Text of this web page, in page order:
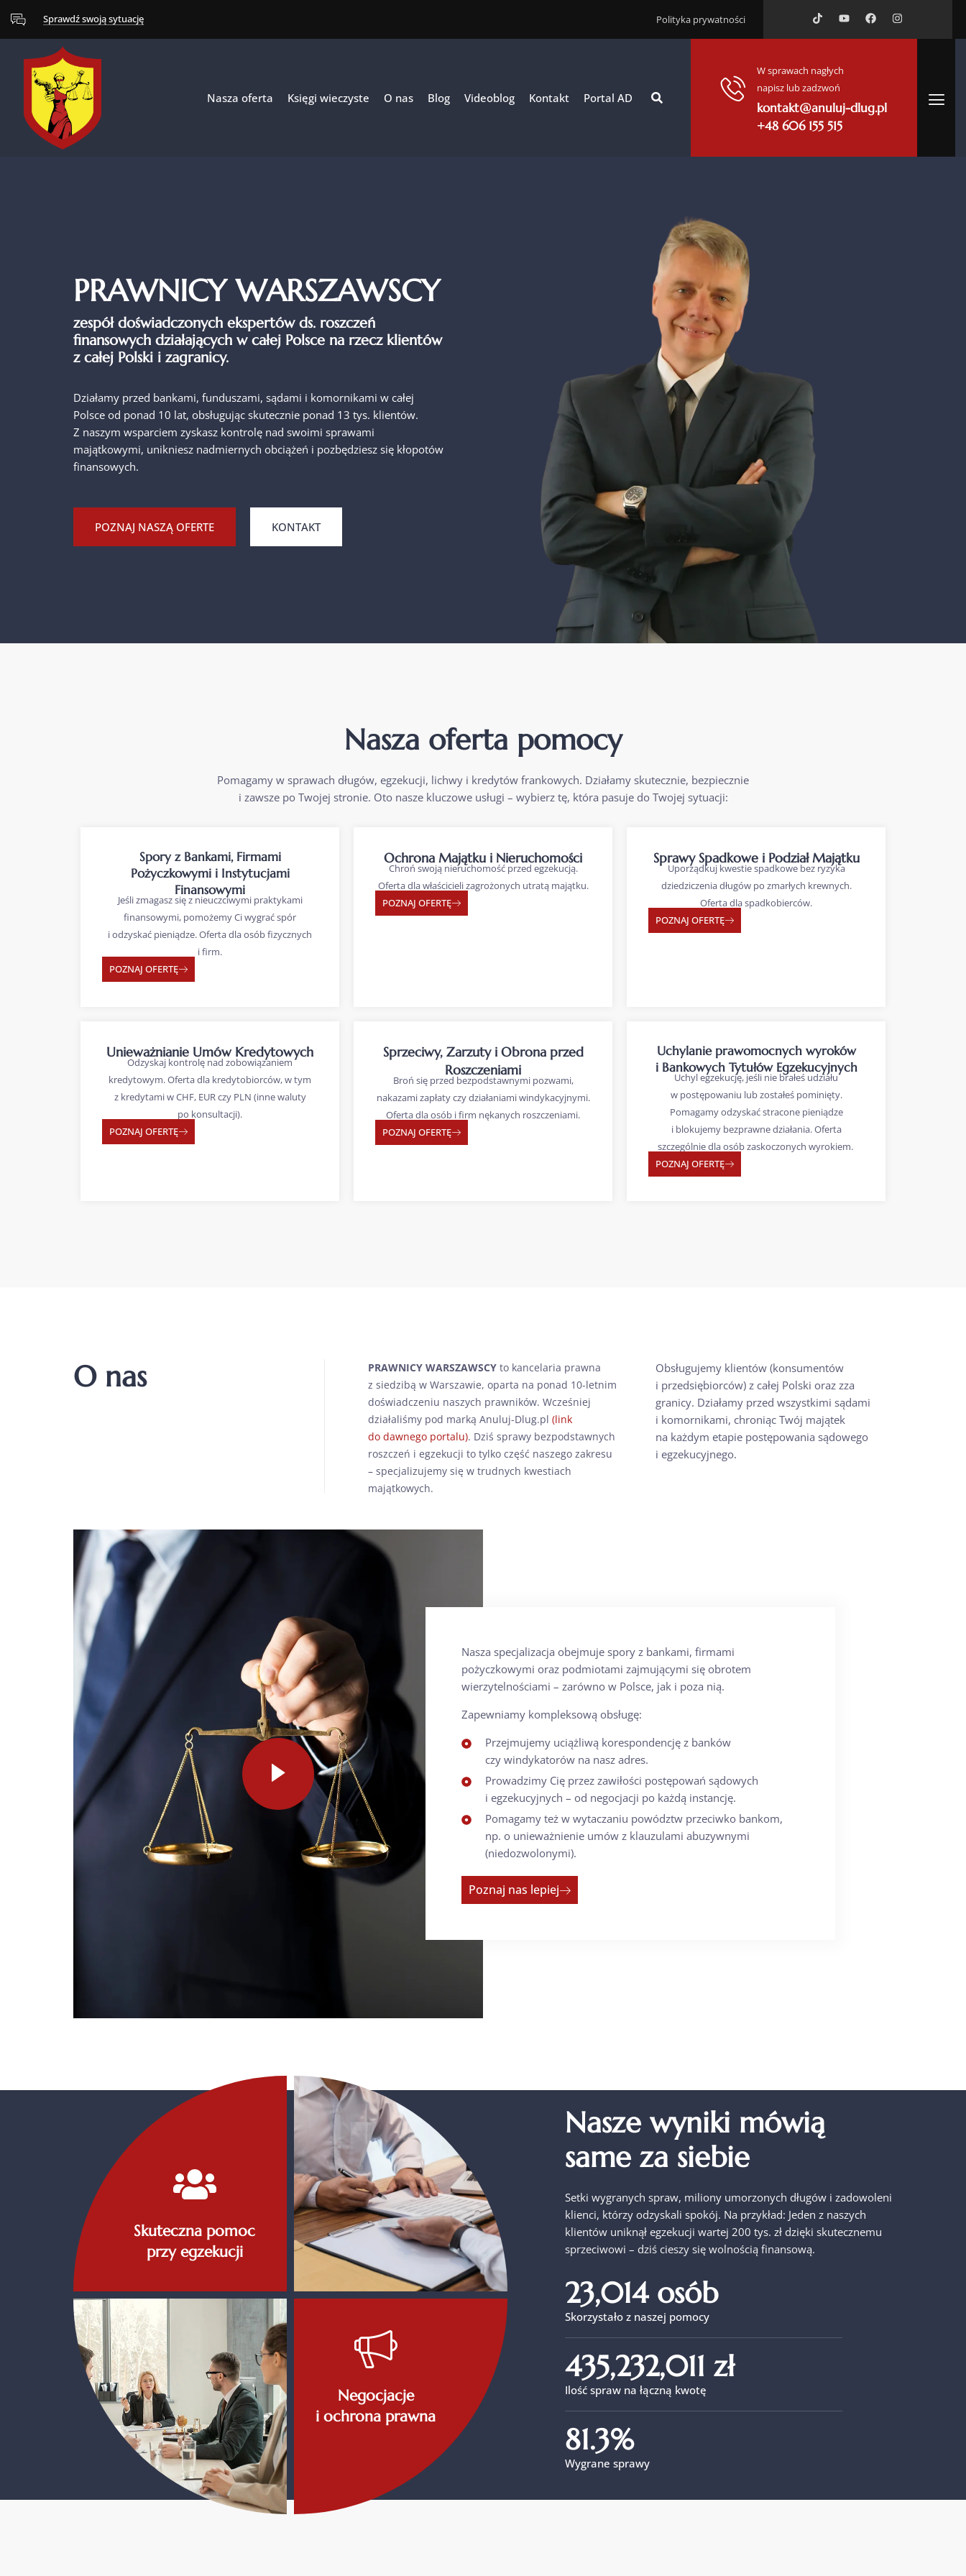
Sprawdź swoją sytuację Polityka prywatności
Nasza oferta Księgi wieczyste O nas Blog Videoblog Kontakt Portal AD
W sprawach nagłych
napisz lub zadzwoń
kontakt@anuluj-dlug.pl
+48 606 155 515
PRAWNICY WARSZAWSCY
zespół doświadczonych ekspertów ds. roszczeń
finansowych działających w całej Polsce na rzecz klientów
z całej Polski i zagranicy.
Działamy przed bankami, funduszami, sądami i komornikami w całej
Polsce od ponad 10 lat, obsługując skutecznie ponad 13 tys. klientów.
Z naszym wsparciem zyskasz kontrolę nad swoimi sprawami
majątkowymi, unikniesz nadmiernych obciążeń i pozbędziesz się kłopotów
finansowych.
POZNAJ NASZĄ OFERTE KONTAKT
Nasza oferta pomocy
Pomagamy w sprawach długów, egzekucji, lichwy i kredytów frankowych. Działamy skutecznie, bezpiecznie
i zawsze po Twojej stronie. Oto nasze kluczowe usługi – wybierz tę, która pasuje do Twojej sytuacji:
Spory z Bankami, Firmami
Pożyczkowymi i Instytucjami
Finansowymi
Jeśli zmagasz się z nieuczciwymi praktykami
finansowymi, pomożemy Ci wygrać spór
i odzyskać pieniądze. Oferta dla osób fizycznych
i firm.
POZNAJ OFERTĘ
Ochrona Majątku i Nieruchomości
Chroń swoją nieruchomość przed egzekucją.
Oferta dla właścicieli zagrożonych utratą majątku.
POZNAJ OFERTĘ
Sprawy Spadkowe i Podział Majątku
Uporządkuj kwestie spadkowe bez ryzyka
dziedziczenia długów po zmarłych krewnych.
Oferta dla spadkobierców.
POZNAJ OFERTĘ
Unieważnianie Umów Kredytowych
Odzyskaj kontrolę nad zobowiązaniem
kredytowym. Oferta dla kredytobiorców, w tym
z kredytami w CHF, EUR czy PLN (inne waluty
po konsultacji).
POZNAJ OFERTĘ
Sprzeciwy, Zarzuty i Obrona przed
Roszczeniami
Broń się przed bezpodstawnymi pozwami,
nakazami zapłaty czy działaniami windykacyjnymi.
Oferta dla osób i firm nękanych roszczeniami.
POZNAJ OFERTĘ
Uchylanie prawomocnych wyroków
i Bankowych Tytułów Egzekucyjnych
Uchyl egzekucję, jeśli nie brałeś udziału
w postępowaniu lub zostałeś pominięty.
Pomagamy odzyskać stracone pieniądze
i blokujemy bezprawne działania. Oferta
szczególnie dla osób zaskoczonych wyrokiem.
POZNAJ OFERTĘ
O nas PRAWNICY WARSZAWSCY to kancelaria prawna
z siedzibą w Warszawie, oparta na ponad 10-letnim
doświadczeniu naszych prawników. Wcześniej
działaliśmy pod marką Anuluj-Dlug.pl (link
do dawnego portalu). Dziś sprawy bezpodstawnych
roszczeń i egzekucji to tylko część naszego zakresu
– specjalizujemy się w trudnych kwestiach
majątkowych.
Obsługujemy klientów (konsumentów
i przedsiębiorców) z całej Polski oraz zza
granicy. Działamy przed wszystkimi sądami
i komornikami, chroniąc Twój majątek
na każdym etapie postępowania sądowego
i egzekucyjnego.
Nasza specjalizacja obejmuje spory z bankami, firmami
pożyczkowymi oraz podmiotami zajmującymi się obrotem
wierzytelnościami – zarówno w Polsce, jak i poza nią.
Zapewniamy kompleksową obsługę:
Przejmujemy uciążliwą korespondencję z banków
czy windykatorów na nasz adres.
Prowadzimy Cię przez zawiłości postępowań sądowych
i egzekucyjnych – od negocjacji po każdą instancję.
Pomagamy też w wytaczaniu powództw przeciwko bankom,
np. o unieważnienie umów z klauzulami abuzywnymi
(niedozwolonymi).
Poznaj nas lepiej
Skuteczna pomoc
przy egzekucji
Negocjacje
i ochrona prawna
Nasze wyniki mówią
same za siebie
Setki wygranych spraw, miliony umorzonych długów i zadowoleni
klienci, którzy odzyskali spokój. Na przykład: Jeden z naszych
klientów uniknął egzekucji wartej 200 tys. zł dzięki skutecznemu
sprzeciwowi – dziś cieszy się wolnością finansową.
Skorzystało z naszej pomocy
23,014 osób
Ilość spraw na łączną kwotę
435,232,011 zł
Wygrane sprawy
81.3%